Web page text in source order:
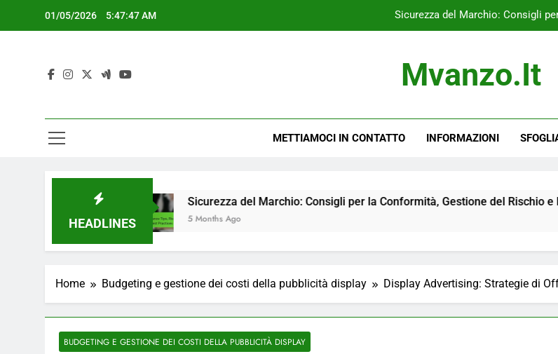
01/05/2026 5:47:48 AM Sicurezza del Marchio: Consigli
Display Advertising:
Sicurezza del Marchio: Consigli
Display Advertising:
Mvanzo.it
METTIAMOCI IN CONTATTO INFORMAZIONI
HEADLINES
Sicurezza del Marchio: Consigli per la Conformità, Gestione del Rischio e Best Practices
5 Months Ago
Home Budgeting e gestione dei costi della pubblicità display Display Advertising: Strategie di
BUDGETING E GESTIONE DEI COSTI DELLA PUBBLICITÀ DISPLAY